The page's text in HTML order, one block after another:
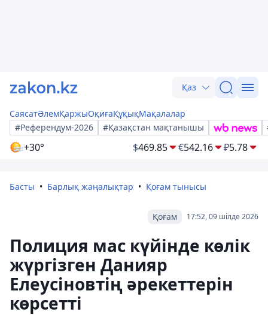
Қаз
СаясатӘлемҚаржыОқиғаҚұқықМақалалар
#Референдум-2026
#Қазақстан мақтанышы
+30° $469.85 €542.16 ₽5.78
Басты Барлық жаңалықтар Қоғам тынысы
17:52, 09 шілде 2026
Қоғам
Полиция мас күйінде көлік
жүргізген Данияр
Елеусіновтің әрекеттерін
көрсетті